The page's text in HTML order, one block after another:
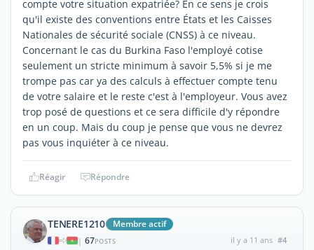
compte votre situation expatriée? En ce sens je crois
qu'il existe des conventions entre États et les Caisses
Nationales de sécurité sociale (CNSS) à ce niveau.
Concernant le cas du Burkina Faso l'employé cotise
seulement un stricte minimum à savoir 5,5% si je me
trompe pas car ya des calculs à effectuer compte tenu
de votre salaire et le reste c'est à l'employeur. Vous avez
trop posé de questions et ce sera difficile d'y répondre
en un coup. Mais du coup je pense que vous ne devrez
pas vous inquiéter à ce niveau.
Réagir Répondre
TENERE1210 Membre actif
| 67POSTS il y a 11 ans #4